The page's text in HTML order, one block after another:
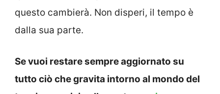
questo cambierà. Non disperi, il tempo è
dalla sua parte.
Se vuoi restare sempre aggiornato su
tutto ciò che gravita intorno al mondo del